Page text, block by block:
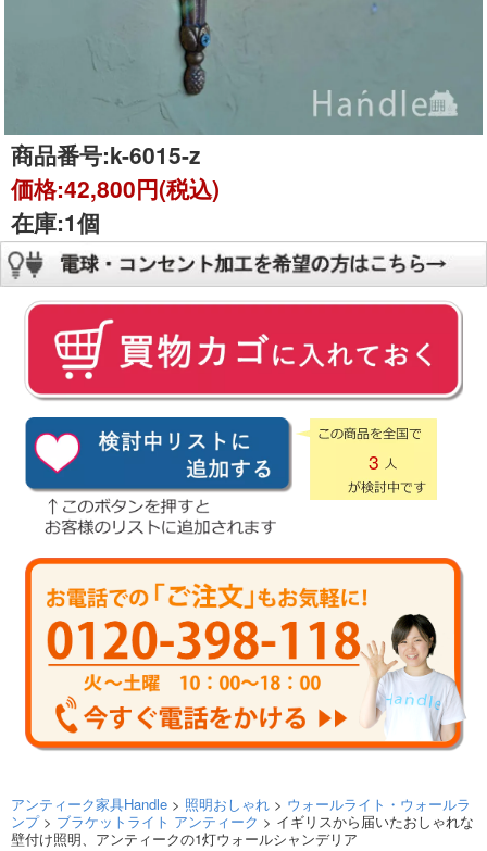
商品番号:k-6015-z
価格:42,800円(税込)
在庫:1個
3
アンティーク家具Handle > 照明おしゃれ > ウォールライト・ウォールラ
ンプ> ブラケットライト アンティーク > イギリスから届いたおしゃれな
壁付け照明、アンティークの1灯ウォールシャンデリア